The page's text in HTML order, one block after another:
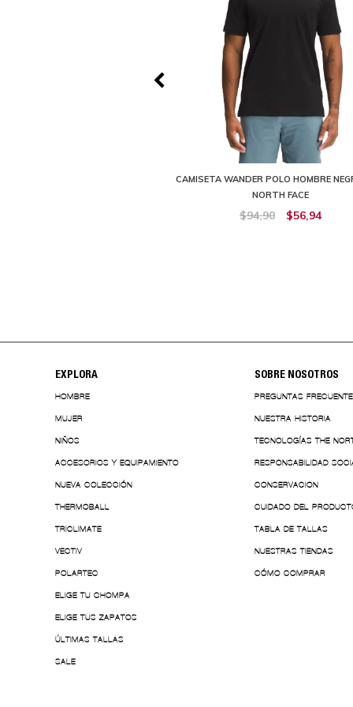
CAMISETA WANDER POLO HOMBRE
NORTH FACE
$94,90 $56,94
EXPLORA
HOMBRE
MUJER
NIÑOS
ACCESORIOS Y EQUIPAMIENTO
NUEVA COLECCIÓN
THERMOBALL
TRICLIMATE
VECTIV
POLARTEC
ELIGE TU CHOMPA
ELIGE TUS ZAPATOS
ÚLTIMAS TALLAS
SALE
SOBRE NOSOTROS
PREGUNTAS
NUESTRA HISTORIA
TECNOLOGÍAS THE
RESPONSABILIDAD
CONSERVACION
CUIDADO DEL
TABLA DE TALLAS
NUESTRAS TIENDAS
CÓMO COMPRAR